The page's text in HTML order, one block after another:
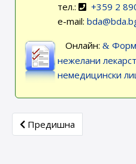
тел.:
+359 2
e-mail:
Онлайн:
нежелани
немедицински
Previous article: Съобщение
Предишна